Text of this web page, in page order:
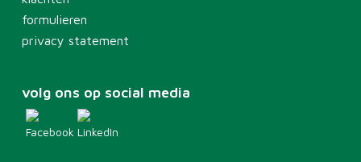
formulieren
privacy statement
volg ons op social media